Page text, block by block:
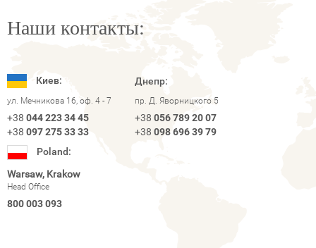
Наши контакты:
Киев:
ул. Мечникова 16, оф. 4 - 7
+38 044 223 34 45
+38 097 275 33 33
Днепр:
пр. Д. Яворницкого 5
+38 056 789 20 07
+38 098 696 39 79
Poland:
Warsaw, Krakow
Head Office
800 003 093